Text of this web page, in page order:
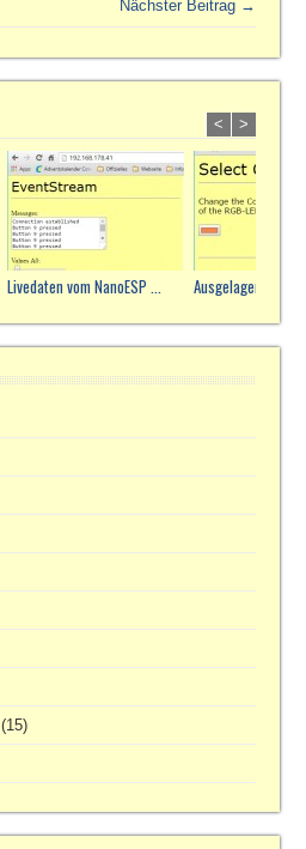
Nächster Beitrag →
Livedaten vom NanoESP ... Ausgelagerte
< >
(15)